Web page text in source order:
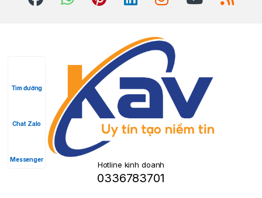
Tìm đường
Chat Zalo
Messenger
Hotline kinh doanh
0336783701